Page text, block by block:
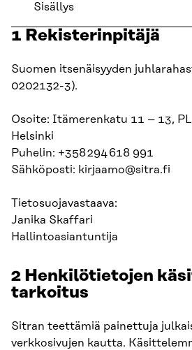
Sisällys
1 Rekisterinpitäjä
Suomen itsenäisyyden
0202132-3).
Osoite: Itämerenkatu 11 – 13,
Helsinki
Puhelin: +358 294 618 991
Sähköposti: kirjaamo@sitra.fi
Tietosuojavastaava:
Janika Skaffari
Hallintoasiantuntija
2 Henkilötietojen
tarkoitus
Sitran teettämiä painettuja
verkkosivujen kautta.